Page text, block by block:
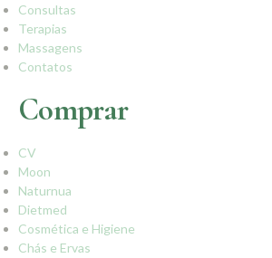
Consultas
Terapias
Massagens
Contatos
Comprar
CV
Moon
Naturnua
Dietmed
Cosmética e Higiene
Chás e Ervas